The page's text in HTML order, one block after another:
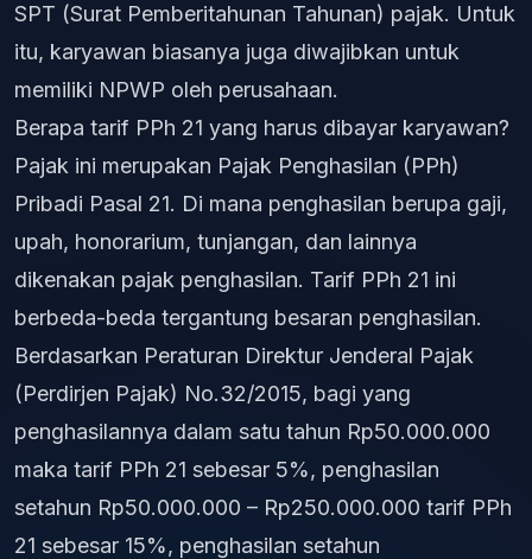
SPT (Surat Pemberitahunan Tahunan) pajak. Untuk
itu, karyawan biasanya juga diwajibkan untuk
memiliki NPWP oleh perusahaan.
Berapa tarif PPh 21 yang harus dibayar karyawan?
Pajak ini merupakan Pajak Penghasilan (PPh)
Pribadi Pasal 21. Di mana penghasilan berupa gaji,
upah, honorarium, tunjangan, dan lainnya
dikenakan pajak penghasilan. Tarif PPh 21 ini
berbeda-beda tergantung besaran penghasilan.
Berdasarkan Peraturan Direktur Jenderal Pajak
(Perdirjen Pajak) No.32/2015, bagi yang
penghasilannya dalam satu tahun Rp50.000.000
maka tarif PPh 21 sebesar 5%, penghasilan
setahun Rp50.000.000 – Rp250.000.000 tarif PPh
21 sebesar 15%, penghasilan setahun